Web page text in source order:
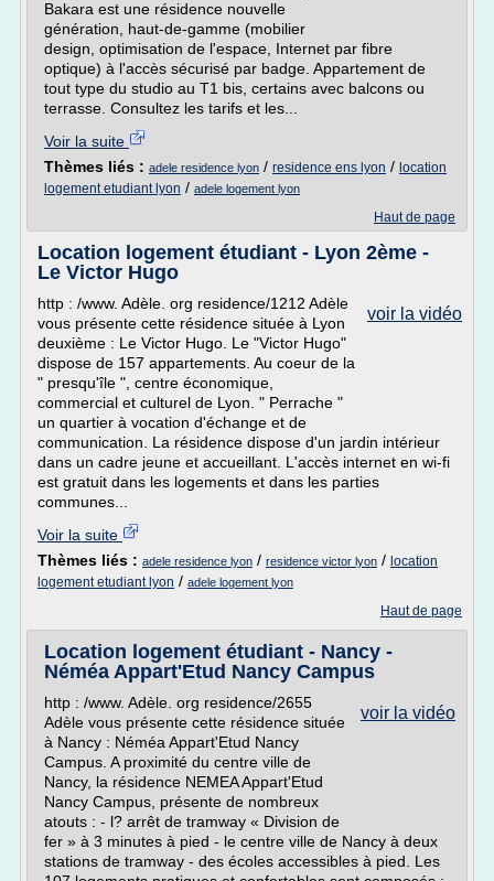
Bakara est une résidence nouvelle
génération, haut-de-gamme (mobilier
design, optimisation de l'espace, Internet par fibre
optique) à l'accès sécurisé par badge. Appartement de
tout type du studio au T1 bis, certains avec balcons ou
terrasse. Consultez les tarifs et les...
Voir la suite
Thèmes liés : adele residence lyon / residence ens lyon / location
logement etudiant lyon / adele logement lyon
Haut de page
Location logement étudiant - Lyon 2ème -
Le Victor Hugo
voir la vidéo
http : /www. Adèle. org residence/1212 Adèle
vous présente cette résidence située à Lyon
deuxième : Le Victor Hugo. Le "Victor Hugo"
dispose de 157 appartements. Au coeur de la
" presqu'île ", centre économique,
commercial et culturel de Lyon. " Perrache "
un quartier à vocation d'échange et de
communication. La résidence dispose d'un jardin intérieur
dans un cadre jeune et accueillant. L'accès internet en wi-fi
est gratuit dans les logements et dans les parties
communes...
Voir la suite
Thèmes liés : adele residence lyon / residence victor lyon / location
logement etudiant lyon / adele logement lyon
Haut de page
Location logement étudiant - Nancy -
Néméa Appart'Etud Nancy Campus
voir la vidéo
http : /www. Adèle. org residence/2655
Adèle vous présente cette résidence située
à Nancy : Néméa Appart'Etud Nancy
Campus. A proximité du centre ville de
Nancy, la résidence NEMEA Appart'Etud
Nancy Campus, présente de nombreux
atouts : - l? arrêt de tramway « Division de
fer » à 3 minutes à pied - le centre ville de Nancy à deux
stations de tramway - des écoles accessibles à pied. Les